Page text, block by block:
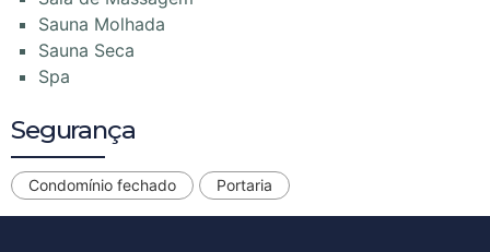
Sauna Molhada
Sauna Seca
Spa
Segurança
Condomínio fechado Portaria